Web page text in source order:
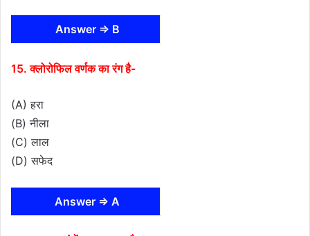
Answer ⇒ B
15. क्लोरोफिल वर्णक का रंग है-
(A) हरा
(B) नीला
(C) लाल
(D) सफेद
Answer ⇒ A